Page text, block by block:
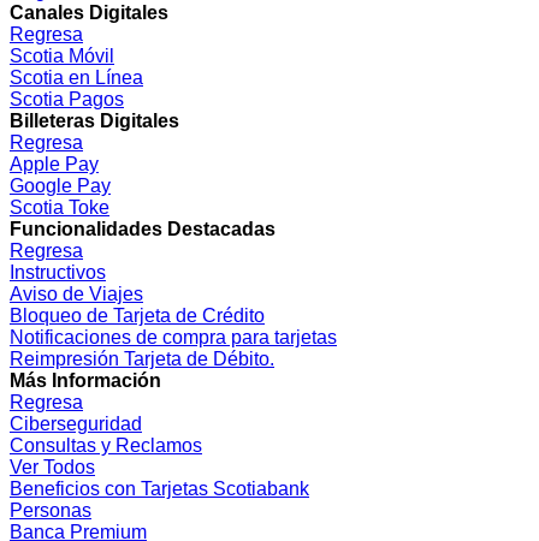
Canales Digitales
Regresa
Scotia Móvil
Scotia en Línea
Scotia Pagos
Billeteras Digitales
Regresa
Apple Pay
Google Pay
Scotia Toke
Funcionalidades Destacadas
Regresa
Instructivos
Aviso de Viajes
Bloqueo de Tarjeta de Crédito
Notificaciones de compra para tarjetas
Reimpresión Tarjeta de Débito.
Más Información
Regresa
Ciberseguridad
Consultas y Reclamos
Ver Todos
Beneficios con Tarjetas Scotiabank
Personas
Banca Premium